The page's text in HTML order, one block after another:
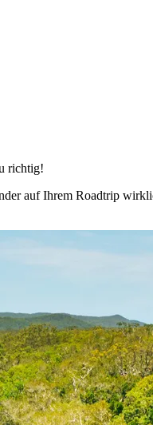
richtig!
auf Ihrem Roadtrip